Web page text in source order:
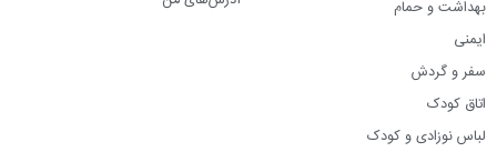
بهداشت و حمام
ایمنی
سفر و گردش
اتاق کودک
لباس نوزادی و کودک